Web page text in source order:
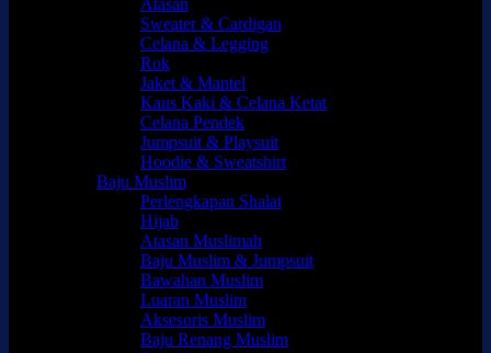
Atasan
Sweater & Cardigan
Celana & Legging
Rok
Jaket & Mantel
Kaus Kaki & Celana Ketat
Celana Pendek
Jumpsuit & Playsuit
Hoodie & Sweatshirt
Baju Muslim
Perlengkapan Shalat
Hijab
Atasan Muslimah
Baju Muslim & Jumpsuit
Bawahan Muslim
Luaran Muslim
Aksesoris Muslim
Baju Renang Muslim